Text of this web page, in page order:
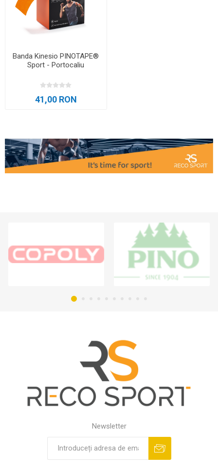
Banda Kinesio PINOTAPE®
Sport - Portocaliu
41,00 RON
Newsletter